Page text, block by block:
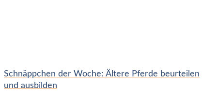
Schnäppchen der Woche: Ältere Pferde beurteilen
und ausbilden